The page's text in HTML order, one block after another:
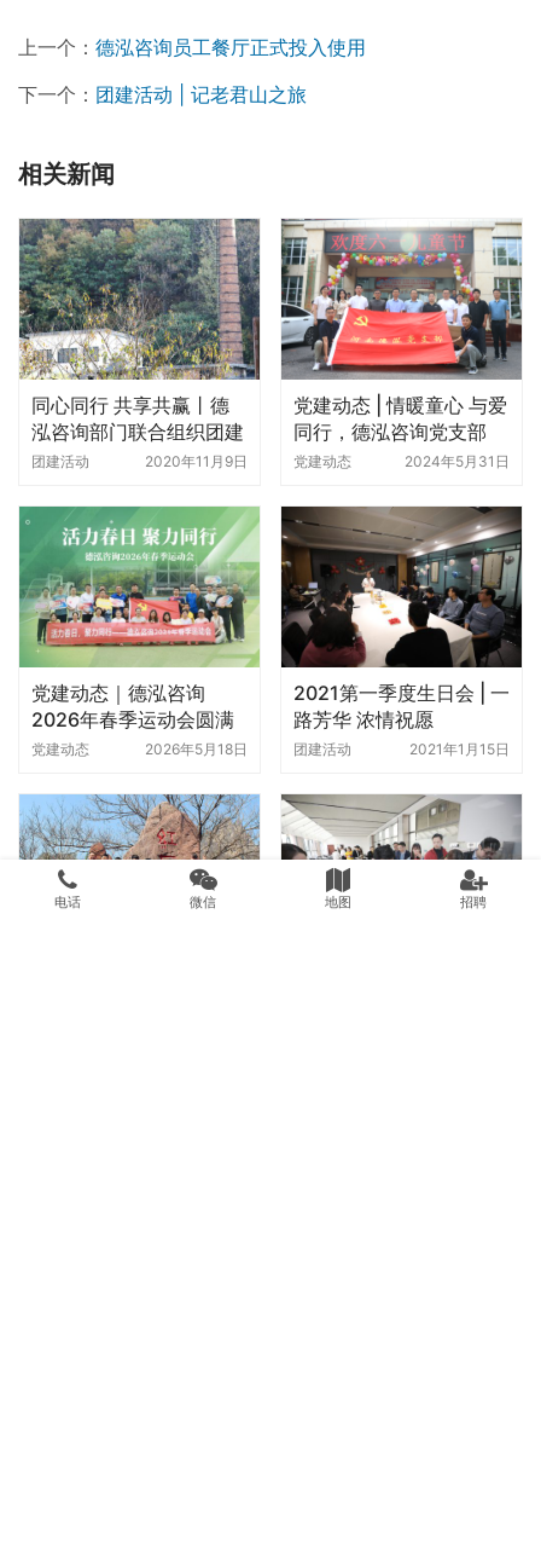
上一个： 德泓咨询员工餐厅正式投入使用
下一个： 团建活动 | 记老君山之旅
相关新闻
同心同行 共享共赢丨德
泓咨询部门联合组织团建
活动
团建活动 2020年11月9日
党建动态 | 情暖童心 与爱
同行，德泓咨询党支部
“六一”走访慰问郑州儿童
党建动态 2024年5月31日
党建动态｜德泓咨询
2026年春季运动会圆满
举办
党建动态 2026年5月18日
2021第一季度生日会 | 一
路芳华 浓情祝愿
团建活动 2021年1月15日
电话 微信 地图 招聘